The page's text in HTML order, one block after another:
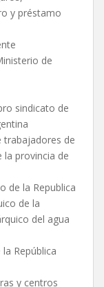
y préstamo
de
sindicato de
trabajadores de
la provincia de
de la Republica
de la
del agua
República
y centros